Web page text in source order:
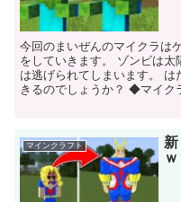
今回のまいぜんのマイクラは
をしていきます。 ゾンビは
は逃げられてしまいます。
きるのでしょうか？ ◆マイ
マインクラフト